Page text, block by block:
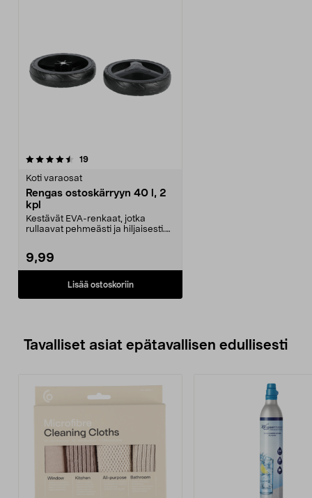
19arvostelut
Koti varaosat
Rengas ostoskärryyn 40 l, 2
kpl
Kestävät EVA-renkaat, jotka
rullaavat pehmeästi ja hiljaisesti.
9,99
Lisää ostoskoriin
Tavalliset asiat epätavallisen edullisesti